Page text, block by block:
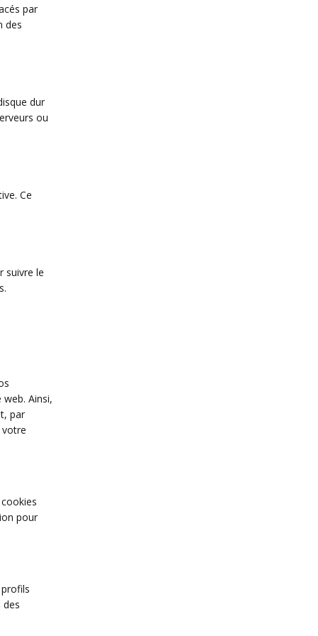
par
des
dur
ou
Ce
suivre le
Ainsi,
par
votre
pour
des